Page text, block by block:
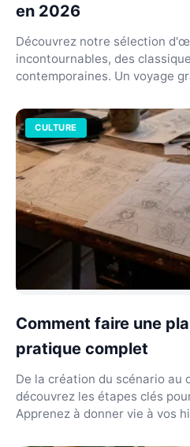
en 2026
Découvrez notre sélection
incontournables, des
contemporaines. Un voyage
CULTURE
Comment faire une
pratique complet
De la création du scénario au
découvrez les étapes clés
Apprenez à donner vie à vos